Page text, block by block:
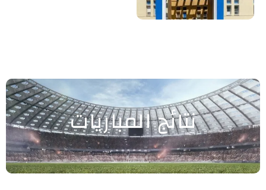
نتائج المباريات